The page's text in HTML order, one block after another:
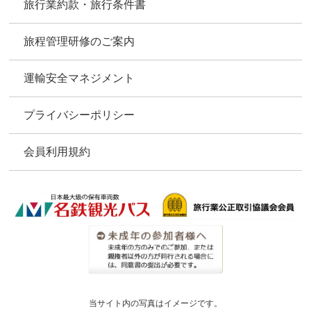
旅行業約款・旅行条件書
旅程管理研修のご案内
運輸安全マネジメント
プライバシーポリシー
会員利用規約
当サイト内の写真はイメージです。